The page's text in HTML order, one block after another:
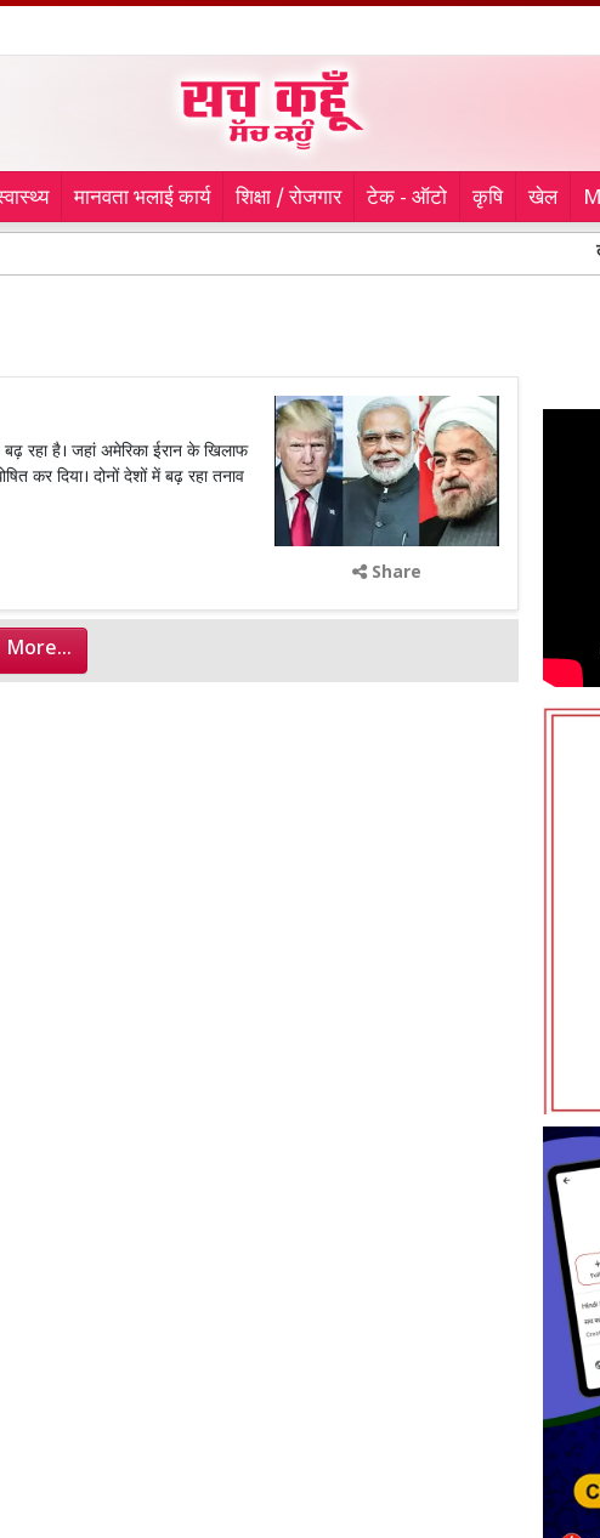
मानवता भलाई कार्य शिक्षा / रोजगार टेक - ऑटो कृषि खेल
बढ़ रहा है। जहां अमेरिका ईरान के खिलाफ
कर दिया। दोनों देशों में बढ़ रहा तनाव
Share
More...